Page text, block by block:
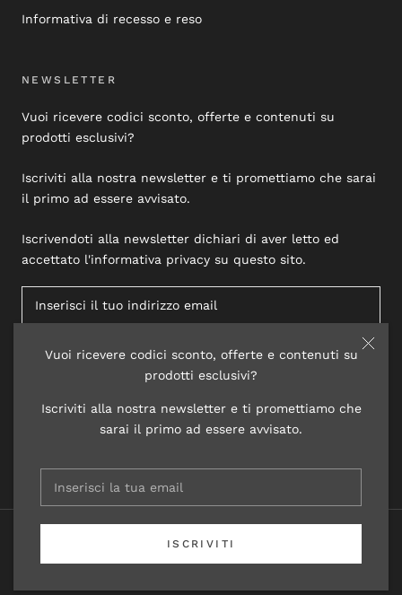
Vuoi ricevere codici sconto, offerte e contenuti su
prodotti esclusivi?
Iscriviti alla nostra newsletter e ti promettiamo che
sarai il primo ad essere avvisato.
ISCRIVITI
Informativa di recesso e reso
NEWSLETTER
Vuoi ricevere codici sconto, offerte e contenuti su
prodotti esclusivi?
Iscriviti alla nostra newsletter e ti promettiamo che sarai
il primo ad essere avvisato.
Iscrivendoti alla newsletter dichiari di aver letto ed
accettato l'informativa privacy su questo sito.
ISCRIVITI